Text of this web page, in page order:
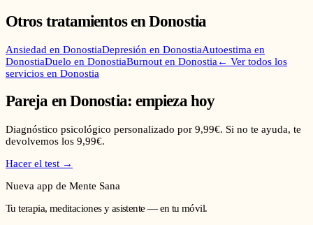
Otros tratamientos enDonostia
Ansiedad en DonostiaDepresión en DonostiaAutoestima en
DonostiaDuelo en DonostiaBurnout en Donostia ← Ver todos los
servicios en Donostia
ParejaenDonostia: empieza hoy
Diagnóstico psicológico personalizado por 9,99€. Si no te ayuda, te
devolvemos los 9,99€.
Hacer el test →
Nueva app de Mente Sana
Tu terapia, meditaciones y asistente — en tu móvil.